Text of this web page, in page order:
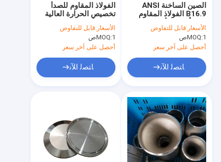
الفولاذ المقاوم للصدأ
تخصيص الحرارة العالية
لحام الأجزاء الخلفية
أدوات الأنابيب
الأسعار:قابل للتفاوض
MOQ:1ص
أحصل على آخر سعر
ﺎﺘﺼﻟ ﺍﻶﻧ
الصين الساخنة ANSI
B16.9 الفولاذ المقاوم
للصدأ الحد الأقصى الحد
الأقصى الحد الأقصى الحد
الأقصى الحد الأقصى الحد
الأقصى الحد الأقصى الحد
الأسعار:قابل للتفاوض
MOQ:1ص
أحصل على آخر سعر
ﺎﺘﺼﻟ ﺍﻶﻧ